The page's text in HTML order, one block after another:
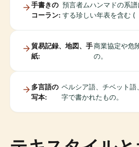
手書きの
コーラン:
預言者ムハンマドの系譜
する珍しい年表を含む (
貿易記録、地図、手
紙:
商業協定や危
の。
多言語の
写本:
ペルシア語、チベット語
字で書かれたもの。